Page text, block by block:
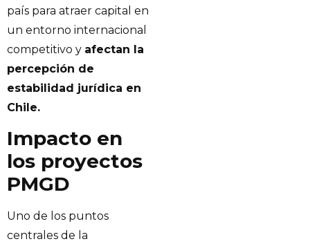
país para atraer capital en
un entorno internacional
competitivo y afectan la
percepción de
estabilidad jurídica en
Chile.
Impacto en
los proyectos
PMGD
Uno de los puntos
centrales de la